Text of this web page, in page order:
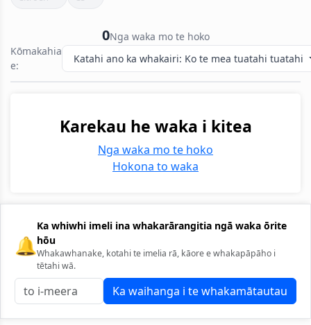
0Nga waka mo te hoko
Kōmakahia
e:
Katahi ano ka whakairi: Ko te mea tuatahi tuatahi
Karekau he waka i kitea
Nga waka mo te hoko
Hokona to waka
🔔
Ka whiwhi imeli ina whakarārangitia ngā waka ōrite
hōu
Whakawhanake, kotahi te imelia rā, kāore e whakapāpāho i
tētahi wā.
Ka waihanga i te whakamātautau